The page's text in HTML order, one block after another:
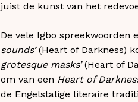
juist de kunst van het
De vele Igbo
sounds’(Heart of Darkness)
grotesque masks’(Heart of
om van een Heart of
de Engelstalige literaire